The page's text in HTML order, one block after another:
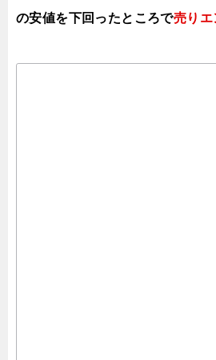
の安値を下 回ったところで売りエ